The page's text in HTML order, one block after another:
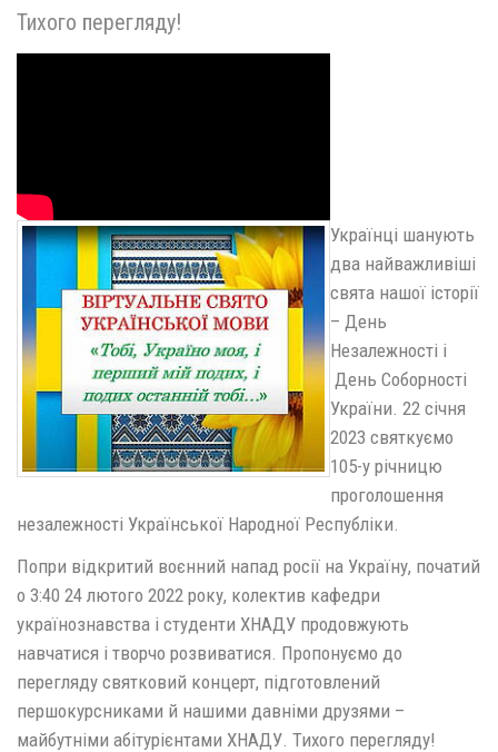
Тихого перегляду!
Українці шанують
два найважливіші
свята нашої історії
– День
Незалежності і
День Соборності
України. 22 січня
2023 святкуємо
105-у річницю
проголошення
незалежності Української Народної Республіки.
Попри відкритий воєнний напад росії на Україну, початий
о 3:40 24 лютого 2022 року, колектив кафедри
українознавства і студенти ХНАДУ продовжують
навчатися і творчо розвиватися. Пропонуємо до
перегляду святковий концерт, підготовлений
першокурсниками й нашими давніми друзями –
майбутніми абітурієнтами ХНАДУ. Тихого перегляду!